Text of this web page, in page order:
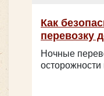
Как
перевозку
Ночные
осторожности